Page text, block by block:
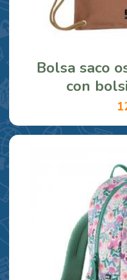
Bolsa saco
con